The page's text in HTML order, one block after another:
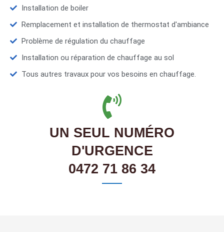
Installation de boiler
Remplacement et installation de thermostat d'ambiance
Problème de régulation du chauffage
Installation ou réparation de chauffage au sol
Tous autres travaux pour vos besoins en chauffage.
UN SEUL NUMÉRO
D'URGENCE
0472 71 86 34